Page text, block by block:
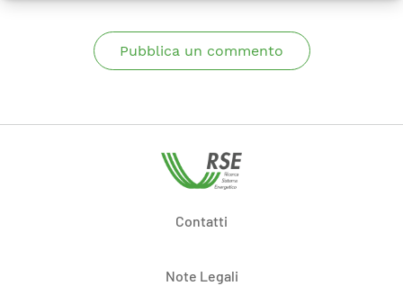
Pubblica un commento
Contatti
Note Legali